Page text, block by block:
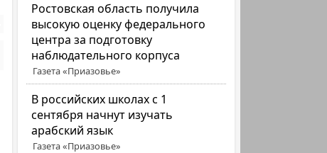
Ростовская область получила
высокую оценку федерального
центра за подготовку
наблюдательного корпуса
Газета «Приазовье»
В российских школах с 1
сентября начнут изучать
арабский язык
Газета «Приазовье»